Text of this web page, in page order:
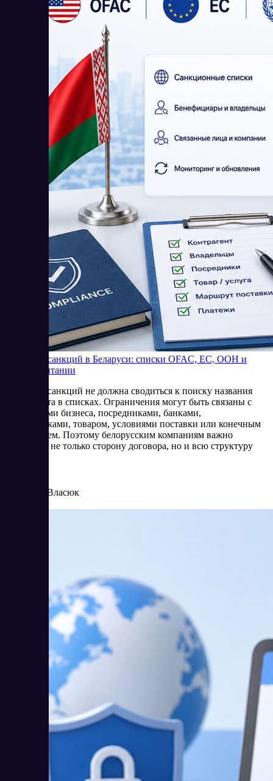
Проверка санкций в Беларуси: списки OFAC, ЕС, ООН и
Великобритании
Проверка санкций не должна сводиться к поиску названия
контрагента в списках. Ограничения могут быть связаны с
владельцами бизнеса, посредниками, банками,
перевозчиками, товаром, условиями поставки или конечным
получателем. Поэтому белорусским компаниям важно
оценивать не только сторону договора, но и всю структуру
Елена Власюк